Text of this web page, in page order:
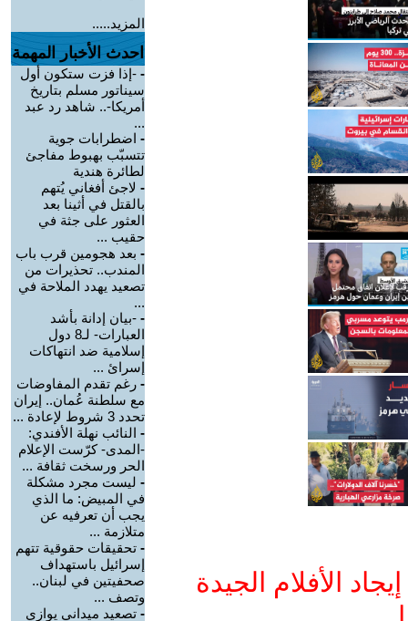
الأفلام الجيدة
المزيد.....
احدث الأخبار المهمة
- -إذا فزت ستكون أول
سيناتور مسلم بتاريخ
أمريكا-.. شاهد رد عبد
...
- اضطرابات جوية
تتسبّب بهبوط مفاجئ
لطائرة هندية
- لاجئ أفغاني يُتهم
بالقتل في أثينا بعد
العثور على جثة في
حقيب ...
- بعد هجومين قرب باب
المندب.. تحذيرات من
تصعيد يهدد الملاحة في
...
- -بيان إدانة بأشد
العبارات- لـ8 دول
إسلامية ضد انتهاكات
إسرائ ...
- رغم تقدم المفاوضات
مع سلطنة عُمان.. إيران
تحدد 3 شروط لإعادة ...
- النائب نهلة الأفندي:
-المدى- كرّست الإعلام
الحر ورسخت ثقافة ...
- ليست مجرد مشكلة
في المبيض: ما الذي
يجب أن تعرفيه عن
متلازمة ...
- تحقيقات حقوقية تتهم
إسرائيل باستهداف
صحفيتين في لبنان..
وتصف ...
- تصعيد ميداني يوازي